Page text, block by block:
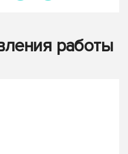
работы